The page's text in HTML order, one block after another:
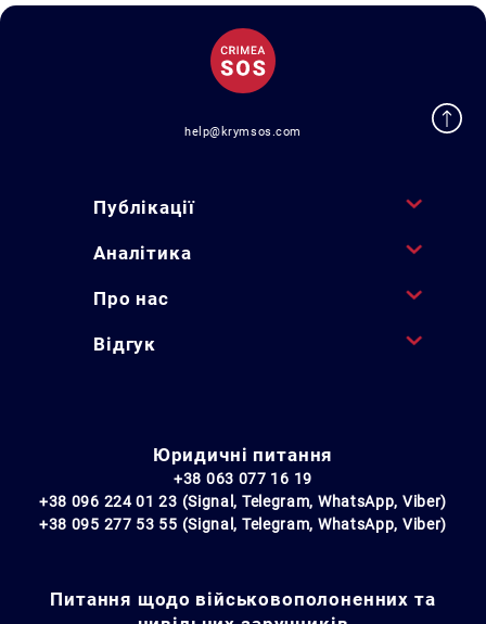
help@krymsos.com
Публікації
Аналітика
Про нас
Відгук
Юридичні питання
+38 063 077 16 19
+38 096 224 01 23 (Signal, Telegram, WhatsApp, Viber)
+38 095 277 53 55 (Signal, Telegram, WhatsApp, Viber)
Питання щодо військовополоненних та